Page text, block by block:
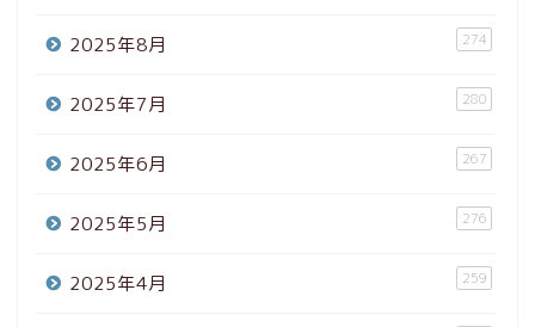
2025年8月 274
2025年7月 280
2025年6月 267
2025年5月 276
2025年4月 259